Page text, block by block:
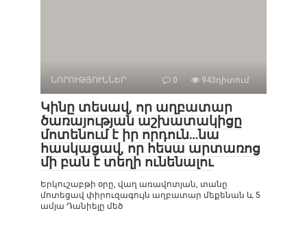
ՆՈՐՈՒԹՅՈՒՆՆԵՐ 0 943դիտում
Կինը տեսավ, որ աղբատար
ծառայության աշխատակիցը
մոտենում է իր որդուն…նա
հասկացավ, որ հեսա արտառոց
մի բան է տեղի ունենալու
Երկուշաբթի օրը, վաղ առավոտյան, տանը
մոտեցավ փիրուզագույն աղբատար մեքենան և 5
ամյա Դանիելը մեծ